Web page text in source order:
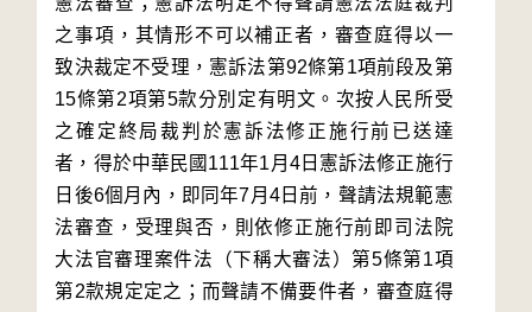
之事項，其情形不可以補正者，審查庭得以一
致決裁定不受理，憲訴法第92條第1項前段及第
15條第2項第5款分別定有明文。次按人民所受
之確定終局裁判於憲訴法修正施行前已送達
者，得於中華民國111年1月4日憲訴法修正施行
日後6個月內，即同年7月4日前，聲請法規範憲
法審查，受理與否，則依修正施行前即司法院
大法官審理案件法（下稱大審法）第5條第1項
第2款規定定之；而聲請不備要件者，審查庭得